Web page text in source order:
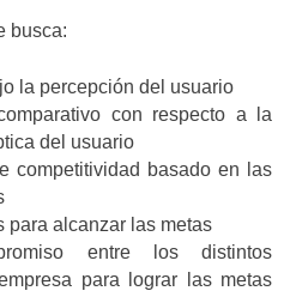
busca:
la percepción del usuario
con respecto a la
del usuario
competitividad basado en las
para alcanzar las metas
entre los distintos
para lograr las metas